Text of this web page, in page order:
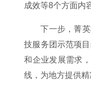
成效等8个方面内
下一步，菁
技服务团示范项
和企业发展需求
线，为地方提供精